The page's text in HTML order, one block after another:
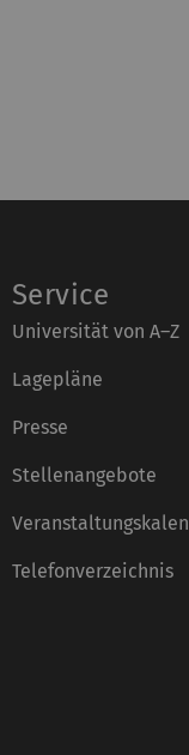
Service
Universität von A–Z
Lagepläne
Presse
Stellenangebote
Telefonverzeichnis